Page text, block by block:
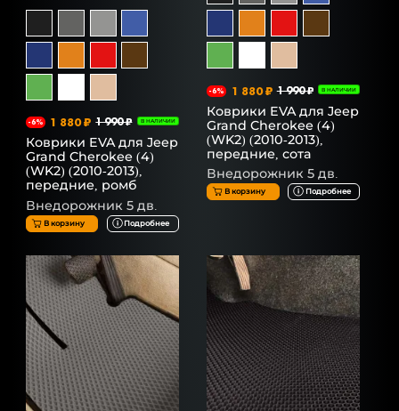
-6% 1 880 ₽ 1 990 ₽ В НАЛИЧИИ
Коврики EVA для Jeep
Grand Cherokee (4)
(WK2) (2010-2013),
передние, ромб
Внедорожник 5 дв.
В корзину Подробнее
-6% 1 880 ₽ 1 990 ₽ В НАЛИЧИИ
Коврики EVA для Jeep
Grand Cherokee (4)
(WK2) (2010-2013),
передние, сота
Внедорожник 5 дв.
В корзину Подробнее